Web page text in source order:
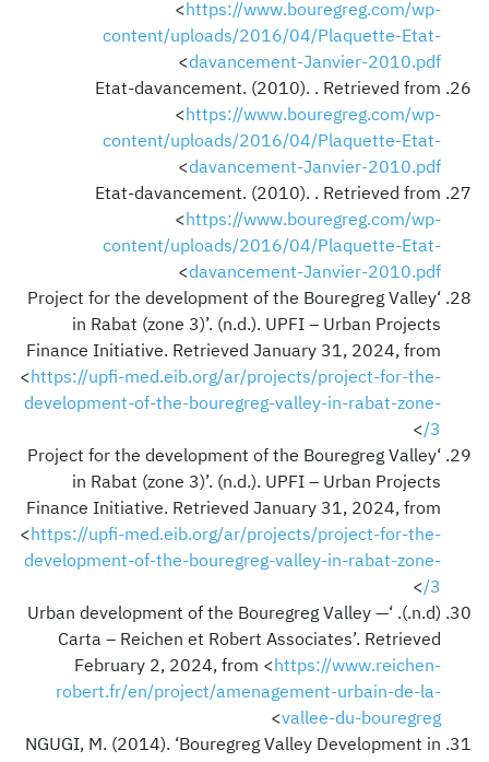
<https://www.bouregreg.com/wp-
content/uploads/2016/04/Plaquette-Etat-
davancement-Janvier-2010.pdf
>
Etat-davancement. (2010). . Retrieved from
<https://www.bouregreg.com/wp-
content/uploads/2016/04/Plaquette-Etat-
davancement-Janvier-2010.pdf
>
Etat-davancement. (2010). . Retrieved from
<https://www.bouregreg.com/wp-
content/uploads/2016/04/Plaquette-Etat-
davancement-Janvier-2010.pdf
>
‘Project for the development of the Bouregreg Valley
in Rabat (zone 3)’. (n.d.). UPFI – Urban Projects
Finance Initiative. Retrieved January 31, 2024, from
<https://upfi-med.eib.org/ar/projects/project-for-the-
development-of-the-bouregreg-valley-in-rabat-zone-
3/
>
‘Project for the development of the Bouregreg Valley
in Rabat (zone 3)’. (n.d.). UPFI – Urban Projects
Finance Initiative. Retrieved January 31, 2024, from
<https://upfi-med.eib.org/ar/projects/project-for-the-
development-of-the-bouregreg-valley-in-rabat-zone-
3/
>
(n.d.). ‘Urban development of the Bouregreg Valley —
Carta – Reichen et Robert Associates’. Retrieved
February 2, 2024, from <https://www.reichen-
robert.fr/en/project/amenagement-urbain-de-la-
vallee-du-bouregreg
>
NGUGI, M. (2014). ‘Bouregreg Valley Development in